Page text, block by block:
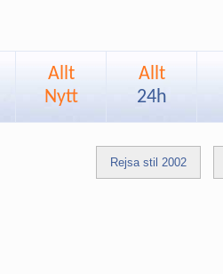
Allt
Nytt
Allt
24h
Rejsa stil 2002